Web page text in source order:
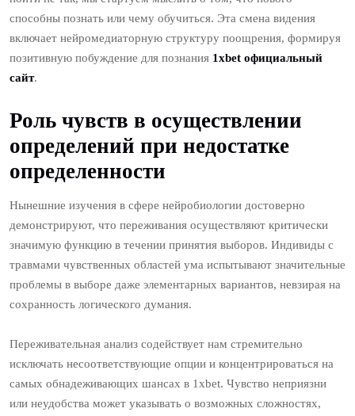
способны познать или чему обучиться. Эта смена видения
включает нейромедиаторную структуру поощрения, формируя
позитивную побуждение для познания 1xbet официальный
сайт.
Роль чувств в осуществлении
определений при недостатке
определенности
Нынешние изучения в сфере нейробиологии достоверно
демонстрируют, что переживания осуществляют критически
значимую функцию в течении принятия выборов. Индивиды с
травмами чувственных областей ума испытывают значительные
проблемы в выборе даже элементарных вариантов, невзирая на
сохранность логического думания.
Переживательная анализ содействует нам стремительно
исключать несоответствующие опции и концентрироваться на
самых обнадеживающих шансах в 1xbet. Чувство неприязни
или неудобства может указывать о возможных сложностях,